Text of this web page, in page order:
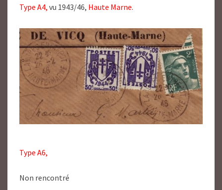
Type A4, vu 1943/46, Haute Marne.
Type A6,
Non rencontré